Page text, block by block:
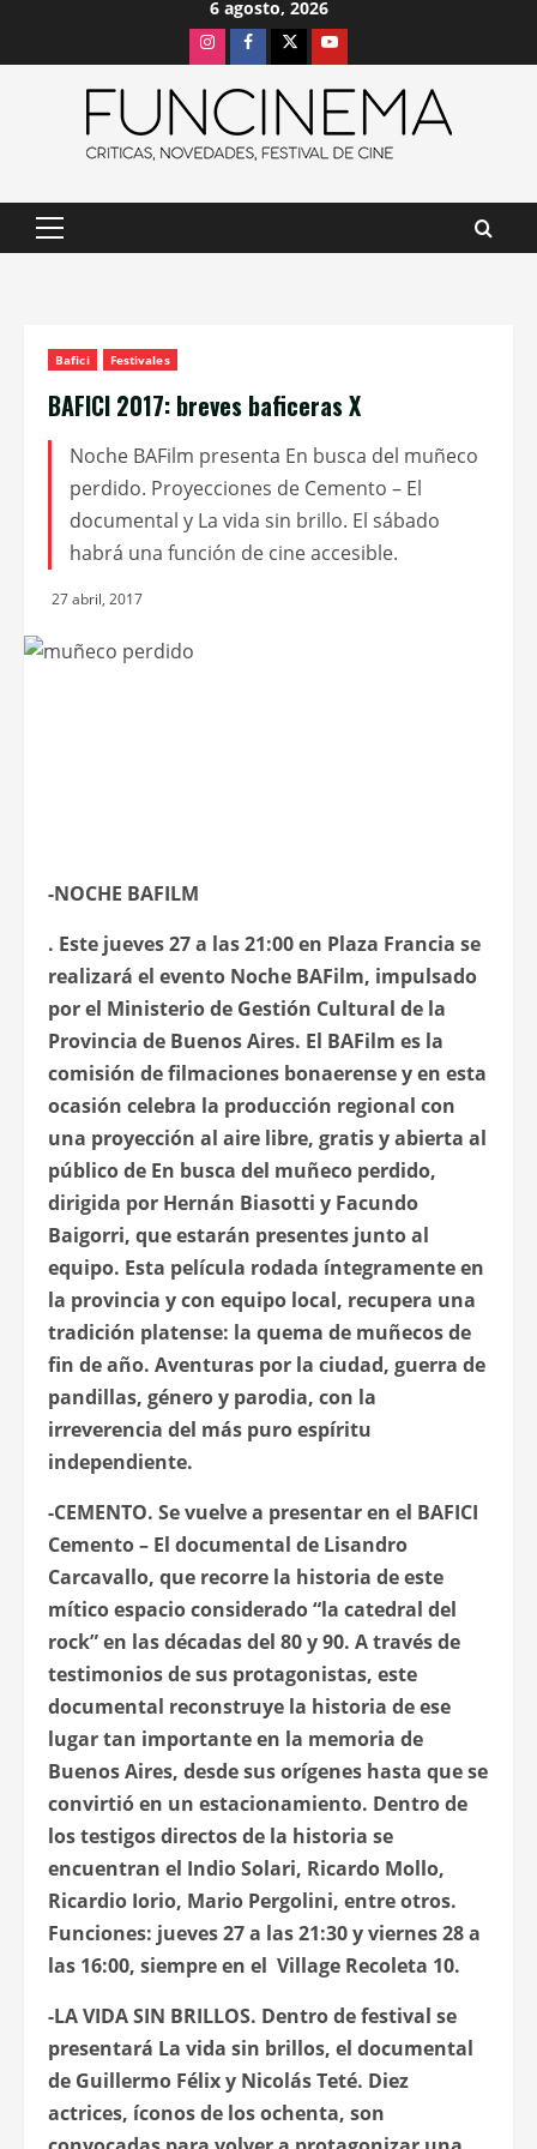
6 agosto, 2026
InstagramFacebook
X Youtube
Menú
Bafici Festivales
BAFICI 2017: breves baficeras X
Noche BAFilm presenta En busca del muñeco
perdido. Proyecciones de Cemento – El
documental y La vida sin brillo. El sábado
habrá una función de cine accesible.
27 abril, 2017
-NOCHE BAFILM
. Este jueves 27 a las 21:00 en Plaza Francia se
realizará el evento Noche BAFilm, impulsado
por el Ministerio de Gestión Cultural de la
Provincia de Buenos Aires. El BAFilm es la
comisión de filmaciones bonaerense y en esta
ocasión celebra la producción regional con
una proyección al aire libre, gratis y abierta al
público de En busca del muñeco perdido,
dirigida por Hernán Biasotti y Facundo
Baigorri, que estarán presentes junto al
equipo. Esta película rodada íntegramente en
la provincia y con equipo local, recupera una
tradición platense: la quema de muñecos de
fin de año. Aventuras por la ciudad, guerra de
pandillas, género y parodia, con la
irreverencia del más puro espíritu
independiente.
-CEMENTO. Se vuelve a presentar en el BAFICI
Cemento – El documental de Lisandro
Carcavallo, que recorre la historia de este
mítico espacio considerado “la catedral del
rock” en las décadas del 80 y 90. A través de
testimonios de sus protagonistas, este
documental reconstruye la historia de ese
lugar tan importante en la memoria de
Buenos Aires, desde sus orígenes hasta que se
convirtió en un estacionamiento. Dentro de
los testigos directos de la historia se
encuentran el Indio Solari, Ricardo Mollo,
Ricardio Iorio, Mario Pergolini, entre otros.
Funciones: jueves 27 a las 21:30 y viernes 28 a
las 16:00, siempre en el Village Recoleta 10.
-LA VIDA SIN BRILLOS. Dentro de festival se
presentará La vida sin brillos, el documental
de Guillermo Félix y Nicolás Teté. Diez
actrices, íconos de los ochenta, son